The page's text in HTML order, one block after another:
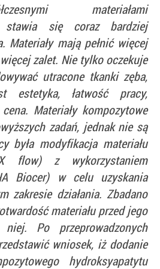
materiałami
stawia się coraz bardziej
Materiały mają pełnić więcej
zalet. Nie tylko oczekuje
utracone tkanki zęba,
estetyka, łatwość pracy,
Materiały kompozytowe
zadań, jednak nie są
była modyfikacja materiału
flow) z wykorzystaniem
Biocer) w celu uzyskania
zakresie działania. Zbadano
materiału przed jego
Po przeprowadzonych
wniosek, iż dodanie
hydroksyapatytu